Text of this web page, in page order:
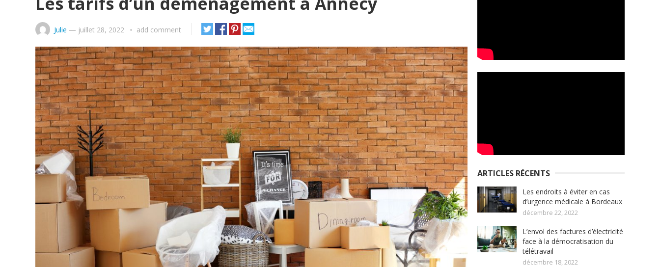
Julie — juillet 28, 2022 add comment
ARTICLES RÉCENTS
Les endroits à éviter en cas
d’urgence médicale à Bordeaux
décembre 22, 2022
L’envol des factures d’électricité
face à la démocratisation du
télétravail
décembre 18, 2022